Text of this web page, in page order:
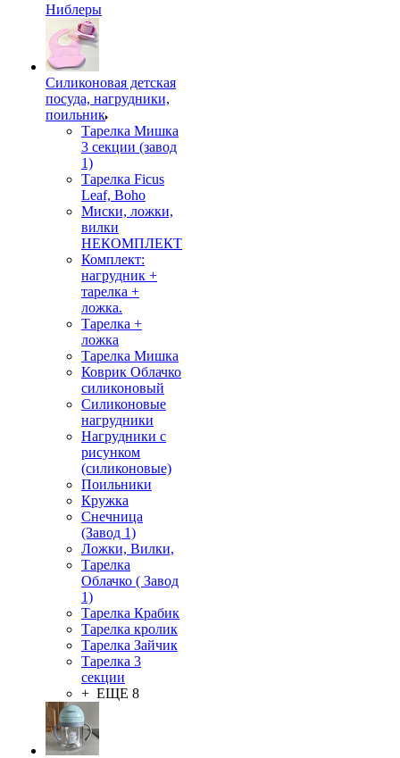
Ниблеры
Силиконовая детская
посуда, нагрудники,
поильник
Тарелка Мишка
3 секции (завод
1)
Тарелка Ficus
Leaf, Boho
Миски, ложки,
вилки
НЕКОМПЛЕКТ
Комплект:
нагрудник +
тарелка +
ложка.
Тарелка +
ложка
Тарелка Мишка
Коврик Облачко
силиконовый
Силиконовые
нагрудники
Нагрудники с
рисунком
(силиконовые)
Поильники
Кружка
Снечница
(Завод 1)
Ложки, Вилки,
Тарелка
Облачко ( Завод
1)
Тарелка Крабик
Тарелка кролик
Тарелка Зайчик
Тарелка 3
секции
+ ЕЩЕ 8